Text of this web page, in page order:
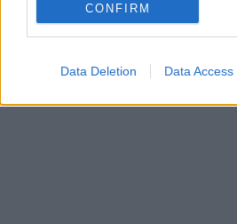
CONFIRM
Data Deletion Data Access